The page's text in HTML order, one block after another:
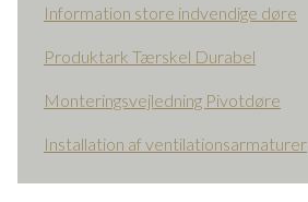
Information store indvendige døre
Produktark Tærskel Durabel
Monteringsvejledning Pivotdøre
Installation af ventilationsarmaturer